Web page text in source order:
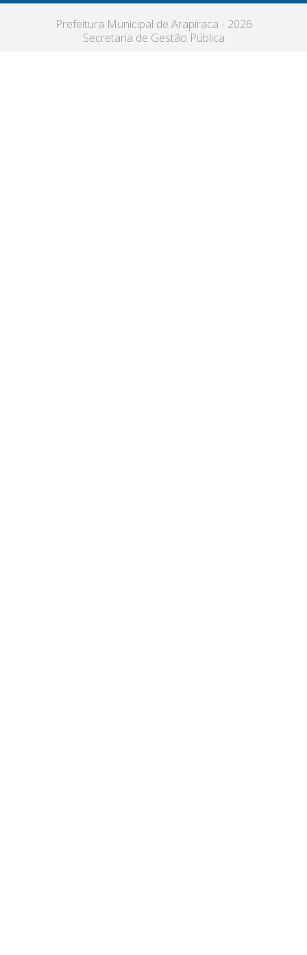
Prefeitura Municipal de Arapiraca - 2026
Secretaria de Gestão Pública